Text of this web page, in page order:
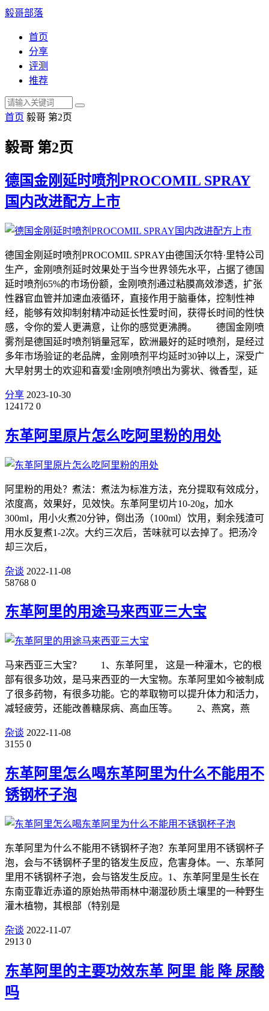
毅哥部落
首页
分享
评测
推荐
首页 毅哥 第2页
毅哥 第2页
德国金刚延时喷剂PROCOMIL SPRAY
国内改进配方上市
德国金刚延时喷剂PROCOMIL SPRAY由德国沃尔特·里特公司
生产，金刚喷剂延时效果处于当今世界领先水平，占据了德国
延时喷剂65%的市场份额，金刚喷剂通过粘膜高效渗透，扩张
性器官血管并加速血液循环，直接作用于脑垂体，控制性神
经，能够有效抑制射精冲动延长性爱时间，获得长时间的性快
感，令你的爱人更满意，让你的感觉更沸腾。 德国金刚喷
雾剂是德国延时喷剂销量冠军，欧洲最好的延时喷剂，是经过
多年市场验证的老品牌，金刚喷剂平均延时30钟以上，深受广
大早射男士的欢迎和喜爱!金刚喷剂喷出为雾状、微香型，延
分享 2023-10-30
124172 0
东革阿里原片怎么吃阿里粉的用处
阿里粉的用处？煮法：煮法为标准方法，充分提取有效成分，
浓度高，效果好，见效快。东革阿里切片10-20g，加水
300ml，用小火煮20分钟，倒出汤（100ml）饮用，剩余残渣可
用水反复煮1-2次。大约三次后，苦味就可以去掉了。把汤冷
却三次后，
杂谈 2022-11-08
58768 0
东革阿里的用途马来西亚三大宝
马来西亚三大宝？ 1、东革阿里， 这是一种灌木，它的根
部有很多功效，是马来西亚的一大宝物。东革阿里如今被制成
了很多药物，有很多功能。它的萃取物可以提升体力和活力，
减轻疲劳，还能改善糖尿病、高血压等。 2、燕窝，燕
杂谈 2022-11-08
3155 0
东革阿里怎么喝东革阿里为什么不能用不
锈钢杯子泡
东革阿里为什么不能用不锈钢杯子泡？东革阿里用不锈钢杯子
泡，会与不锈钢杯子里的铬发生反应，危害身体。一、东革阿
里用不锈钢杯子泡，会与铬发生反应。1、东革阿里是生长在
东南亚靠近赤道的原始热带雨林中潮湿砂质土壤里的一种野生
灌木植物，其根部（特别是
杂谈 2022-11-07
2913 0
东革阿里的主要功效东革 阿里 能 降 尿酸
吗